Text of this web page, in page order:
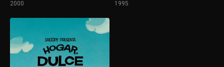
2 - 22 Revalschned, dios de los vestigios
2 - 23 Una promesa hecha en sueños
2000 1995